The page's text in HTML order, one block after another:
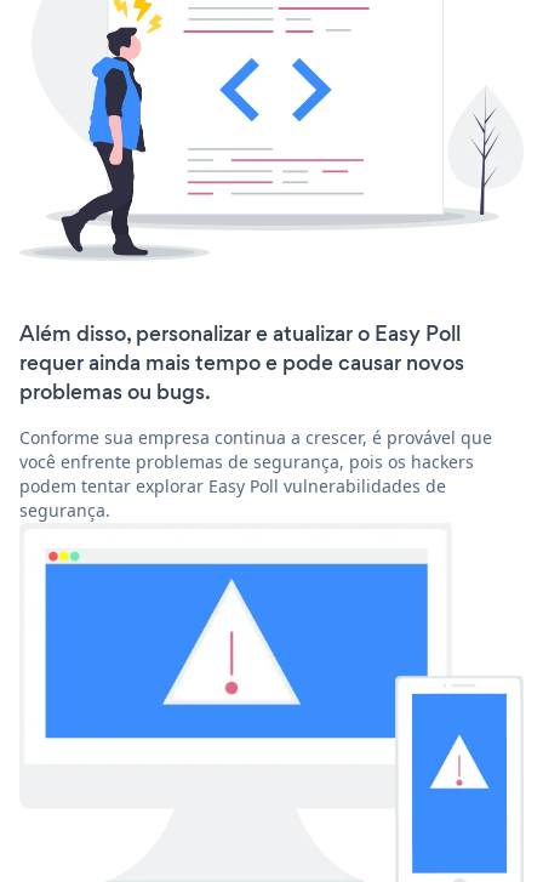
Além disso, personalizar e atualizar o Easy Poll
requer ainda mais tempo e pode causar novos
problemas ou bugs.
Conforme sua empresa continua a crescer, é provável que
você enfrente problemas de segurança, pois os hackers
podem tentar explorar Easy Poll vulnerabilidades de
segurança.